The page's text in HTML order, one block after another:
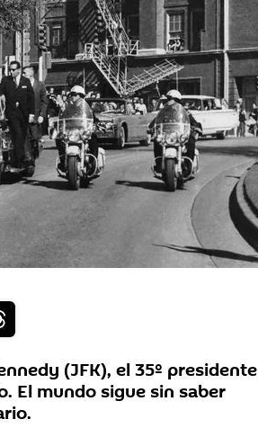
(JFK), el 35º presidente
El mundo sigue sin saber